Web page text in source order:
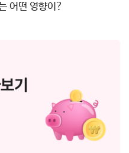
어떤 영향이?